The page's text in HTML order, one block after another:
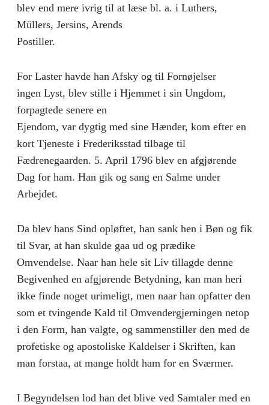
blev end mere ivrig til at læse bl. a. i Luthers,
Müllers, Jersins, Arends
Postiller.
For Laster havde han Afsky og til Fornøjelser
ingen Lyst, blev stille i Hjemmet i sin Ungdom,
forpagtede senere en
Ejendom, var dygtig med sine Hænder, kom efter en
kort Tjeneste i Frederiksstad tilbage til
Fædrenegaarden. 5. April 1796 blev en afgjørende
Dag for ham. Han gik og sang en Salme under
Arbejdet.
Da blev hans Sind opløftet, han sank hen i Bøn og fik
til Svar, at han skulde gaa ud og prædike
Omvendelse. Naar han hele sit Liv tillagde denne
Begivenhed en afgjørende Betydning, kan man heri
ikke finde noget urimeligt, men naar han opfatter den
som et tvingende Kald til Omvendergjerningen netop
i den Form, han valgte, og sammenstiller den med de
profetiske og apostoliske Kaldelser i Skriften, kan
man forstaa, at mange holdt ham for en Sværmer.
I Begyndelsen lod han det blive ved Samtaler med en